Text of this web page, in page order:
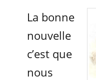
La bonne
nouvelle
c’est que
nous